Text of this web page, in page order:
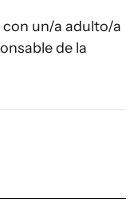
un/a adulto/a
de la